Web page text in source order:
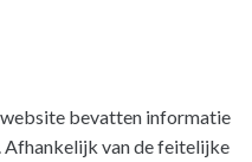
bevatten informatie
Afhankelijk van de feitelijke